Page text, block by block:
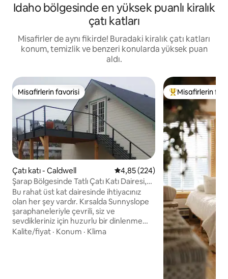
Idaho bölgesinde en yüksek puanlı kiralık
çatı katları
Misafirler de aynı fikirde! Buradaki kiralık çatı katları
konum, temizlik ve benzeri konularda yüksek puan
aldı.
Misafirlerin favorisi
Misafirlerin favorisi
Çatı katı - Caldwell 5 üzerinden ortalama 4,85
4,85 (224)
Şarap Bölgesinde Tatlı Çatı Katı Dairesi,
Atlar Kabul Edilir 1BR
Bu rahat üst kat dairesinde ihtiyacınız
olan her şey vardır. Kırsalda Sunnyslope
şaraphaneleriyle çevrili, siz ve
sevdikleriniz için huzurlu bir dinlenme
yeri vaat ediyor. Caldwell, Nampa,
Kalite/fiyat · Konum · Klima
Misafirlerin
Misafirlerin